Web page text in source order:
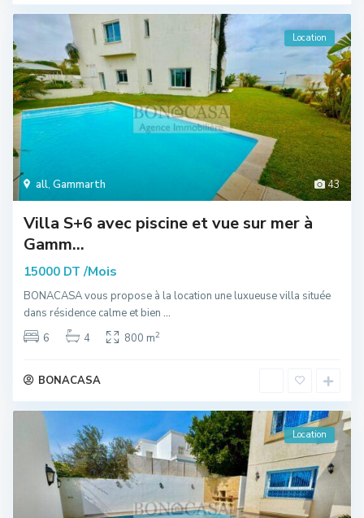
43
all, Gammarth
Location
Villa S+6 avec piscine et vue sur mer à
Gamm...
15000 DT /Mois
BONACASA vous propose à la location une luxueuse villa située
dans résidence calme et bien ...
6
4 800 m2
BONACASA
Location